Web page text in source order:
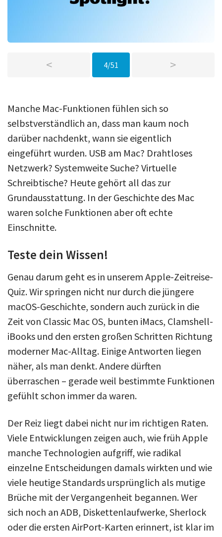
< 4/51 >
Manche Mac-Funktionen fühlen sich so
selbstverständlich an, dass man kaum noch
darüber nachdenkt, wann sie eigentlich
eingeführt wurden. USB am Mac? Drahtloses
Netzwerk? Systemweite Suche? Virtuelle
Schreibtische? Heute gehört all das zur
Grundausstattung. In der Geschichte des Mac
waren solche Funktionen aber oft echte
Einschnitte.
Teste dein Wissen!
Genau darum geht es in unserem Apple-Zeitreise-
Quiz. Wir springen nicht nur durch die jüngere
macOS-Geschichte, sondern auch zurück in die
Zeit von Classic Mac OS, bunten iMacs, Clamshell-
iBooks und den ersten großen Schritten Richtung
moderner Mac-Alltag. Einige Antworten liegen
näher, als man denkt. Andere dürften
überraschen – gerade weil bestimmte Funktionen
gefühlt schon immer da waren.
Der Reiz liegt dabei nicht nur im richtigen Raten.
Viele Entwicklungen zeigen auch, wie früh Apple
manche Technologien aufgriff, wie radikal
einzelne Entscheidungen damals wirkten und wie
viele heutige Standards ursprünglich als mutige
Brüche mit der Vergangenheit begannen. Wer
sich noch an ADB, Diskettenlaufwerke, Sherlock
oder die ersten AirPort-Karten erinnert, ist klar im